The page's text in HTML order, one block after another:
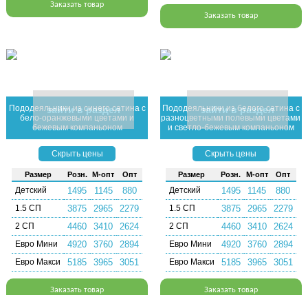
Заказать товар
Заказать товар
Пододеяльники из синего сатина с
бело-оранжевыми цветами и
бежевым компаньоном
зайти в раздел
Скрыть цены
Раз­мер Розн. М-опт Опт
Детский 1495 1145 880
1.5 СП 3875 2965 2279
2 СП 4460 3410 2624
Евро Мини 4920 3760 2894
Евро Макси 5185 3965 3051
Заказать товар
Пододеяльники из белого сатина с
разноцветными полевыми цветами
и светло-бежевым компаньоном
зайти в раздел
Скрыть цены
Раз­мер Розн. М-опт Опт
Детский 1495 1145 880
1.5 СП 3875 2965 2279
2 СП 4460 3410 2624
Евро Мини 4920 3760 2894
Евро Макси 5185 3965 3051
Заказать товар